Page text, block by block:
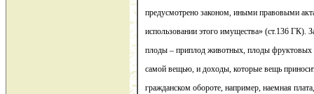
предусмотрено законом, иными правовыми
использовании этого имущества» (ст.136 ГК).
плоды – приплод животных, плоды фруктовых
самой вещью, и доходы, которые вещь
гражданском обороте, например, наемная